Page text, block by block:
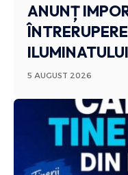
ANUNȚ
5 AUGUST 2026